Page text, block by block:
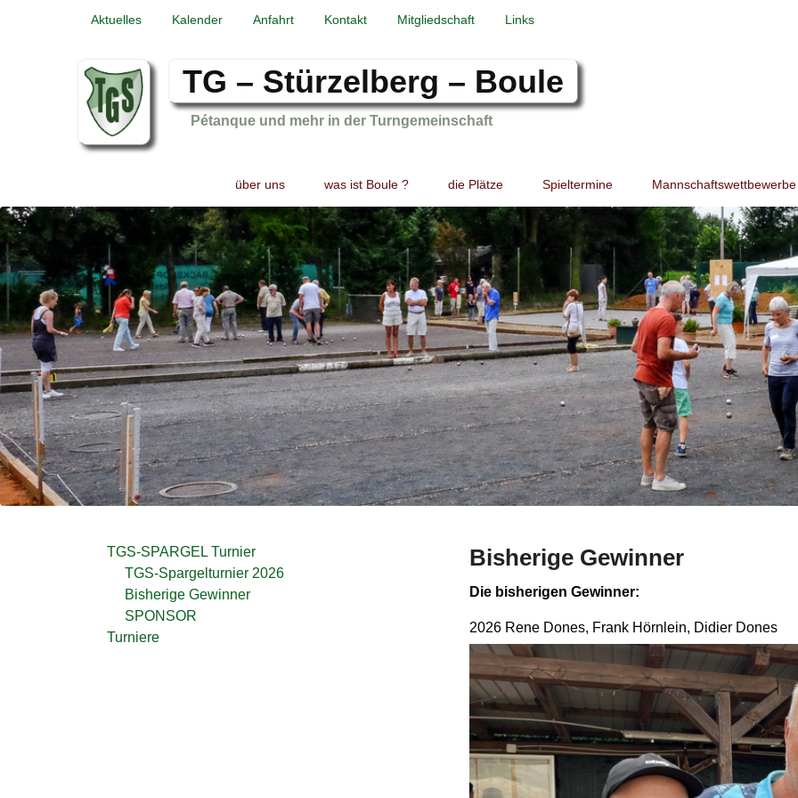
Aktuelles Kalender Anfahrt Kontakt Mitgliedschaft Links
TG – Stürzelberg – Boule
Pétanque und mehr in der Turngemeinschaft
primary
content
secondary
content
über uns was ist Boule ? die Plätze Spieltermine Mannschaftswettbewerbe
Bisherige Gewinner
P
s
e
d
n
2
9
Die bisherigen Gewinner:
2026 Rene Dones, Frank Hörnlein, Didier Dones
TGS-SPARGEL Turnier
TGS-Spargelturnier 2026
Bisherige Gewinner
SPONSOR
Turniere